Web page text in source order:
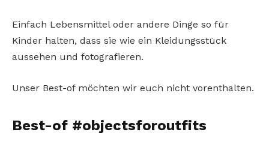
Einfach Lebensmittel oder andere Dinge so für
Kinder halten, dass sie wie ein Kleidungsstück
aussehen und fotografieren.
Unser Best-of möchten wir euch nicht vorenthalten.
Best-of #objectsforoutfits